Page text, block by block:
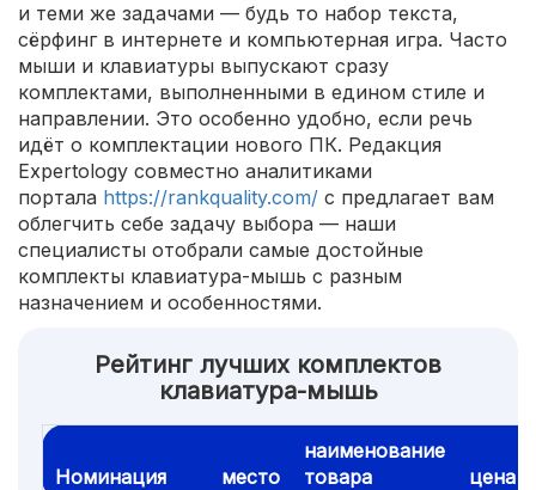
и теми же задачами — будь то набор текста,
сёрфинг в интернете и компьютерная игра. Часто
мыши и клавиатуры выпускают сразу
комплектами, выполненными в едином стиле и
направлении. Это особенно удобно, если речь
идёт о комплектации нового ПК. Редакция
Expertology совместно аналитиками
портала https://rankquality.com/ с предлагает вам
облегчить себе задачу выбора — наши
специалисты отобрали самые достойные
комплекты клавиатура-мышь с разным
назначением и особенностями.
Рейтинг лучших комплектов
клавиатура-мышь
Номинация место
наименование
товара
цена